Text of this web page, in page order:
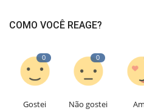
COMO VOCÊ REAGE?
0
Gostei
0
Não gostei